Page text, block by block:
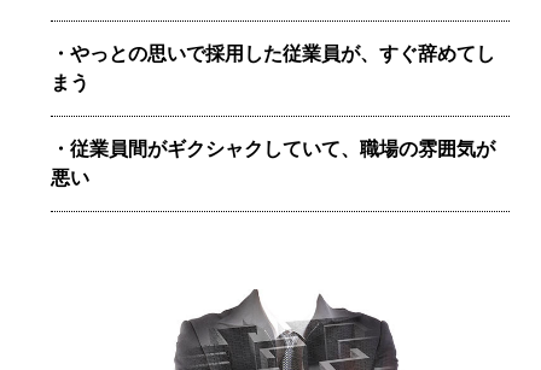
やっとの思いで採用した従業員が、すぐ辞めてし
まう
従業員間がギクシャクしていて、職場の雰囲気が
悪い